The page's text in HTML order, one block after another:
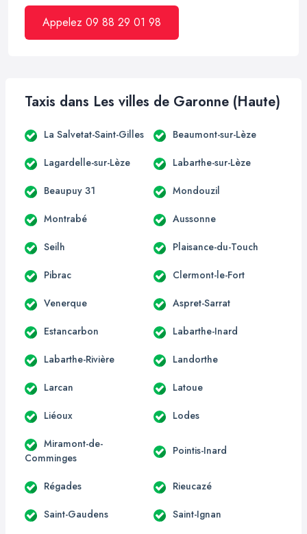
Appelez 09 88 29 01 98
Taxis dans Les villes de Garonne (Haute)
La Salvetat-Saint-Gilles Beaumont-sur-Lèze
Lagardelle-sur-Lèze Labarthe-sur-Lèze
Beaupuy 31 Mondouzil
Montrabé Aussonne
Seilh Plaisance-du-Touch
Pibrac Clermont-le-Fort
Venerque Aspret-Sarrat
Estancarbon Labarthe-Inard
Labarthe-Rivière Landorthe
Larcan Latoue
Liéoux Lodes
Miramont-de-
Comminges
Pointis-Inard
Régades Rieucazé
Saint-Gaudens Saint-Ignan